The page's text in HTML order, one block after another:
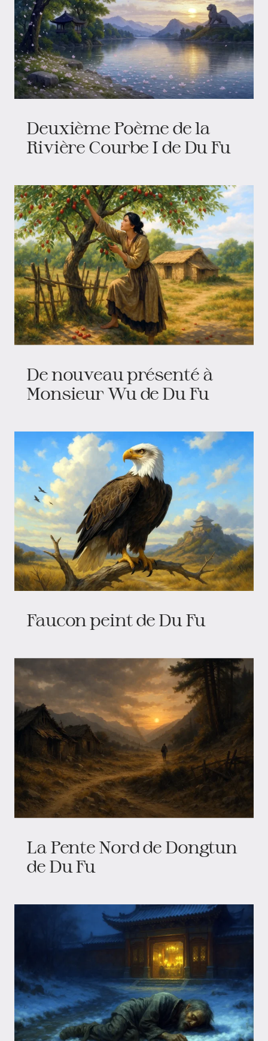
Deuxième Poème de la
Rivière Courbe I de Du Fu
De nouveau présenté à
Monsieur Wu de Du Fu
Faucon peint de Du Fu
La Pente Nord de Dongtun
de Du Fu